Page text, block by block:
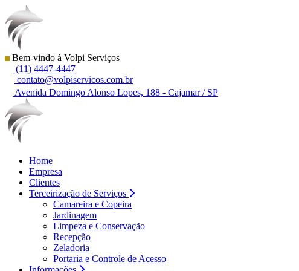
Bem-vindo à Volpi Serviços
(11) 4447-4447
contato@volpiservicos.com.br
Avenida Domingo Alonso Lopes, 188 - Cajamar / SP
Home
Empresa
Clientes
Terceirização de Serviços
Camareira e Copeira
Jardinagem
Limpeza e Conservação
Recepção
Zeladoria
Portaria e Controle de Acesso